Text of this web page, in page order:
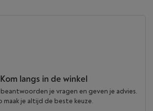
Kom langs in de winkel
je vragen en geven je advies.
maak je altijd de beste keuze.